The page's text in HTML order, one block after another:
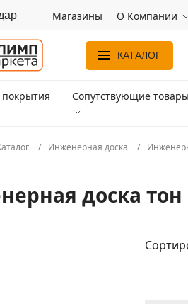
Магазины О Компании
КАТАЛОГ
Сопутствующие товары
Инженерная доска
доска